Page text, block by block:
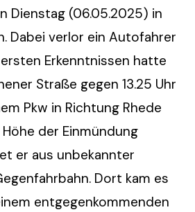
Dienstag (06.05.2025) in
Dabei verlor ein Autofahrer
Erkenntnissen hatte
Straße gegen 13.25 Uhr
Pkw in Richtung Rhede
der Einmündung
er aus unbekannter
Dort kam es
entgegenkommenden